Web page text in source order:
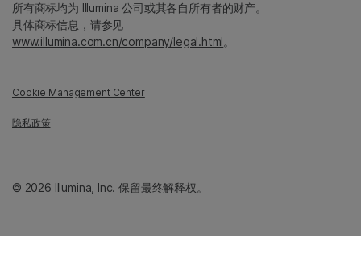
所有商标均为 Illumina 公司或其各自所有者的财产。
具体商标信息，请参见
www.illumina.com.cn/company/legal.html。
Cookie Management Center
隐私政策
© 2026 Illumina, Inc. 保留最终解释权。